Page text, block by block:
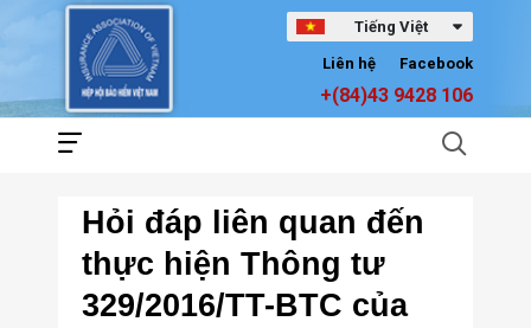
Tiếng Việt
Facebook
Liên hệ
+(84)43 9428 106
Hỏi đáp liên quan đến
thực hiện Thông tư
329/2016/TT-BTC của